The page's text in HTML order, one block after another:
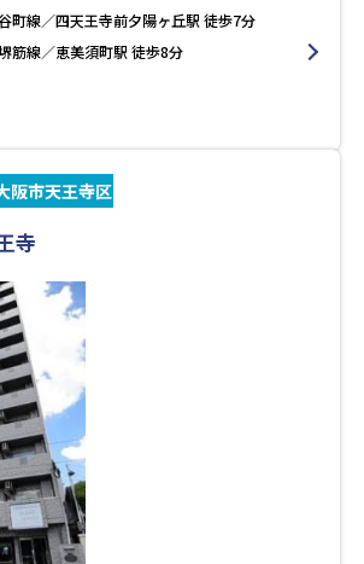
町線／四天王寺前夕陽ヶ丘駅 徒歩7分
筋線／恵美須町駅 徒歩8分
阪市天王寺区
寺